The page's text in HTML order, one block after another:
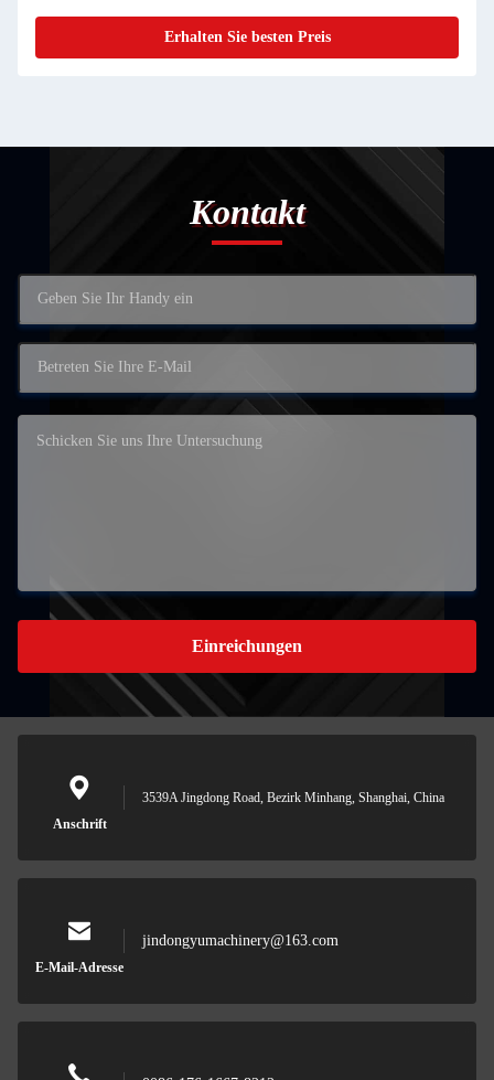
Erhalten Sie besten Preis
Kontakt
Einreichungen
Anschrift
3539A Jingdong Road, Bezirk Minhang, Shanghai, China
E-Mail-Adresse
jindongyumachinery@163.com